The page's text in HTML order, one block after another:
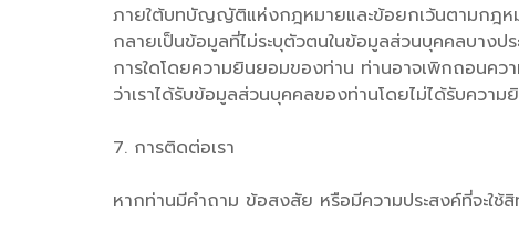
ภายใต้บทบัญญัติแห่งกฎหมายและข้อยกเว้นตามกฎหม
กลายเป็นข้อมูลที่ไม่ระบุตัวตนในข้อมูลส่วนบุคคลบางป
การใดโดยความยินยอมของท่าน ท่านอาจเพิกถอนควา
ว่าเราได้รับข้อมูลส่วนบุคคลของท่านโดยไม่ได้รับควา
7. การติดต่อเรา
หากท่านมีคำถาม ข้อสงสัย หรือมีความประสงค์ที่จะใ